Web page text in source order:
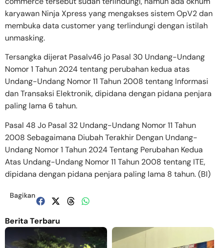
karyawan Ninja Xpress yang mengakses sistem OpV2 dan
membuka data customer yang terlindungi dengan istilah
unmasking.
Tersangka dijerat Pasalv46 jo Pasal 30 Undang-Undang
Nomor 1 Tahun 2024 tentang perubahan kedua atas
Undang-Undang Nomor 11 Tahun 2008 tentang Informasi
dan Transaksi Elektronik, dipidana dengan pidana penjara
paling lama 6 tahun.
Pasal 48 Jo Pasal 32 Undang-Undang Nomor 11 Tahun
2008 Sebagaimana Diubah Terakhir Dengan Undang-
Undang Nomor 1 Tahun 2024 Tentang Perubahan Kedua
Atas Undang-Undang Nomor 11 Tahun 2008 tentang ITE,
dipidana dengan pidana penjara paling lama 8 tahun. (BI)
Bagikan
Berita Terbaru